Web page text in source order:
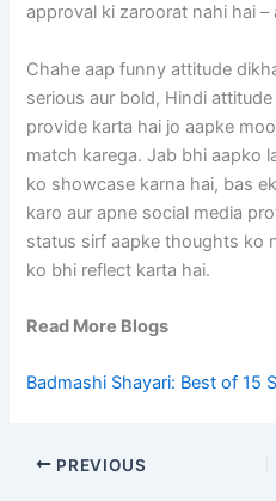
approval ki zaroorat nahi hai
Chahe aap funny attitude
serious aur bold, Hindi
provide karta hai jo aapke
match karega. Jab bhi aapko
ko showcase karna hai, bas
karo aur apne social media
status sirf aapke thoughts ko
ko bhi reflect karta hai.
Read More Blogs
Badmashi Shayari: Best of 15
PREVIOUS